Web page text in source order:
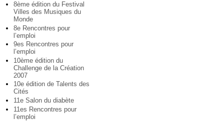
8ème édition du Festival
Villes des Musiques du
Monde
8e Rencontres pour
l’emploi
9es Rencontres pour
l’emploi
10ème édition du
Challenge de la Création
2007
10e édition de Talents des
Cités
11e Salon du diabète
11es Rencontres pour
l’emploi